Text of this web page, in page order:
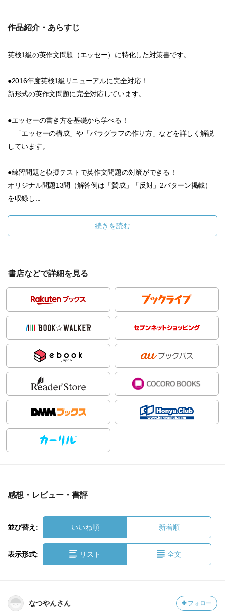
作品紹介・あらすじ
英検1級の英作文問題（エッセー）に特化した対策書です。
●2016年度英検1級リニューアルに完全対応！
新形式の英作文問題に完全対応しています。
●エッセーの書き方を基礎から学べる！
「エッセーの構成」や「パラグラフの作り方」などを詳しく解説
しています。
●練習問題と模擬テストで英作文問題の対策ができる！
オリジナル問題13問（解答例は「賛成」「反対」2パターン掲載）
を収録し...
続きを読む
書店などで詳細を見る
感想・レビュー・書評
並び替え: いいね順 新着順
表示形式: リスト 全文
なつやんさん フォロー